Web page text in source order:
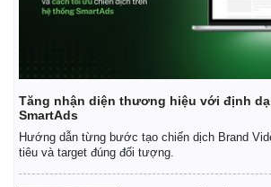
Khởi nghiệp
Tỷ giá
Chứng
Tăng nhận diện thương hiệu với định
SmartAds
Hướng dẫn từng bước tạo chiến dịch Brand
tiêu và target đúng đối tượng.